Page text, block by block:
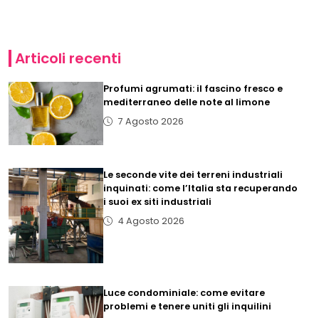
Articoli recenti
Profumi agrumati: il fascino fresco e
mediterraneo delle note al limone
7 Agosto 2026
Le seconde vite dei terreni industriali
inquinati: come l’Italia sta recuperando
i suoi ex siti industriali
4 Agosto 2026
Luce condominiale: come evitare
problemi e tenere uniti gli inquilini